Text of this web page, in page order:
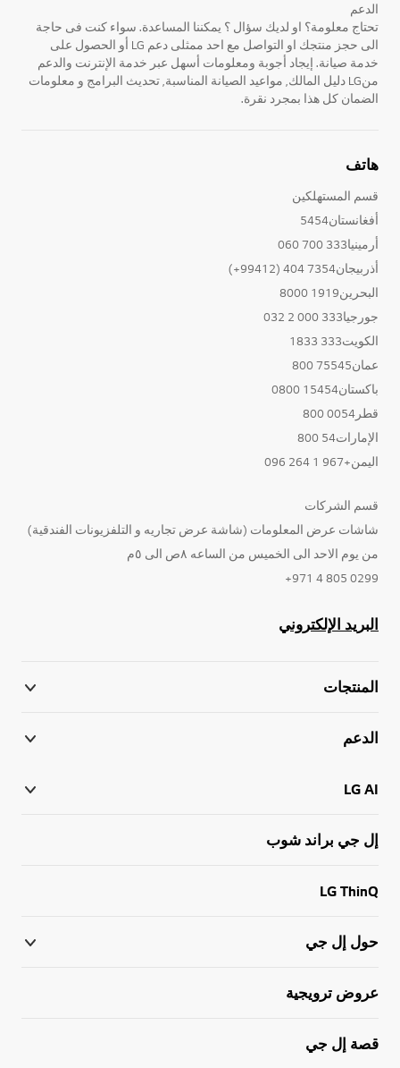
الدعم
تحتاج معلومة؟ او لديك سؤال ؟ يمكننا المساعدة. سواء كنت فى حاجة
الى حجز منتجك او التواصل مع احد ممثلى دعم LG أو الحصول على
خدمة صيانة. إيجاد أجوبة ومعلومات أسهل عبر خدمة الإنترنت والدعم
منLG دليل المالك, مواعيد الصيانة المناسبة, تحديث البرامج و معلومات
الضمان كل هذا بمجرد نقرة.
هاتف
قسم المستهلكين
أفغانستان5454
أرمينيا333 700 060
أذربيجان7354 404 (99412+)
البحرين1919 8000
جورجيا333 000 2 032
الكويت333 1833
عمان75545 800
باكستان15454 0800
قطر0054 800
الإمارات54 800
اليمن+967 1 264 096
قسم الشركات
شاشات عرض المعلومات (شاشة عرض تجاريه و التلفزيونات الفندقية)
من يوم الاحد الى الخميس من الساعه ٨ص الى ٥م
0299 805 4 971+
البريد الإلكتروني
المنتجات
الدعم
LG AI
إل جي براند شوب
LG ThinQ
حول إل جي
عروض ترويجية
قصة إل جي